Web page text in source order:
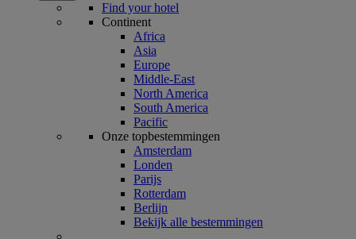
Find your hotel
Continent
Africa
Asia
Europe
Middle-East
North America
South America
Pacific
Onze topbestemmingen
Amsterdam
Londen
Parijs
Rotterdam
Berlijn
Bekijk alle bestemmingen